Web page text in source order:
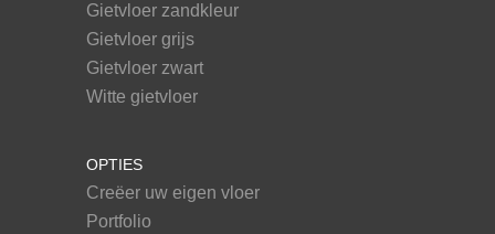
Gietvloer zandkleur
Gietvloer grijs
Gietvloer zwart
Witte gietvloer
OPTIES
Creëer uw eigen vloer
Portfolio